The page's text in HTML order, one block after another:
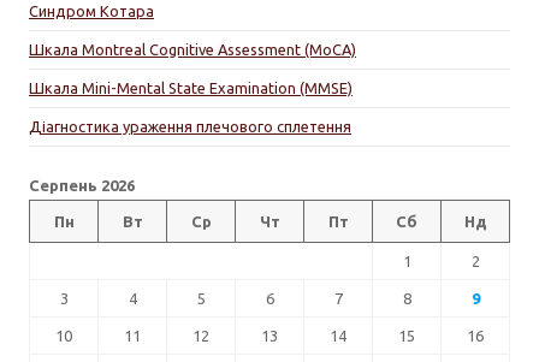
Синдром Котара
Шкала Montreal Cognitive Assessment (MoCA)
Шкала Mini-Mental State Examination (MMSE)
Діагностика ураження плечового сплетення
Серпень 2026
Пн Вт Ср Чт Пт Сб Нд
1 2
3 4 5 6 7 8 9
10 11 12 13 14 15 16